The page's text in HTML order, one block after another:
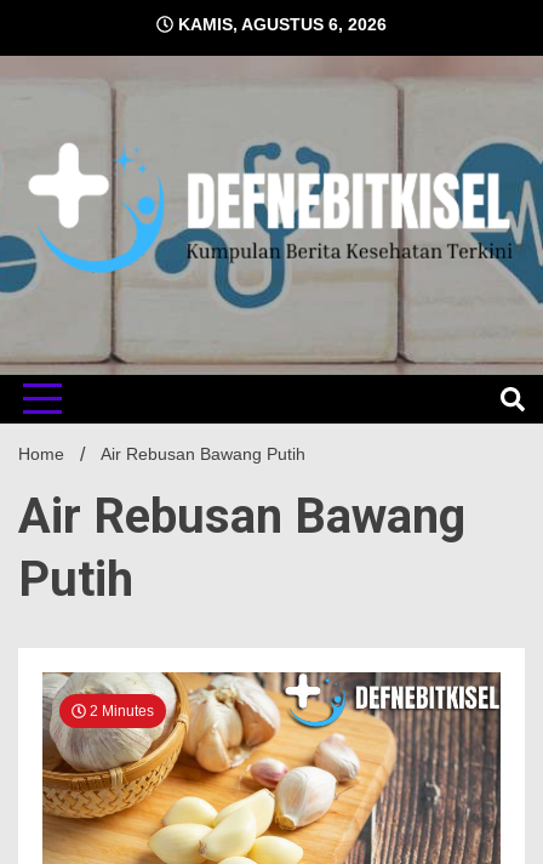
content
KAMIS, AGUSTUS 6, 2026
Home Air Rebusan Bawang Putih
Air Rebusan Bawang
Putih
2 Minutes